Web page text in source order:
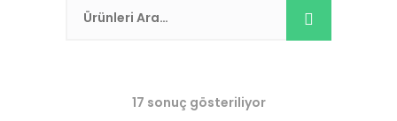
17 sonuç gösteriliyor